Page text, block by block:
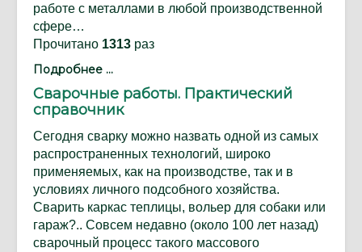
работе с металлами в любой производственной
сфере…
Прочитано 1313 раз
Подробнее ...
Сварочные работы. Практический
справочник
Сегодня сварку можно назвать одной из самых
распространенных технологий, широко
применяемых, как на производстве, так и в
условиях личного подсобного хозяйства.
Сварить каркас теплицы, вольер для собаки или
гараж?.. Совсем недавно (около 100 лет назад)
сварочный процесс такого массового